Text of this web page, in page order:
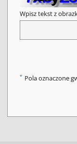
Wpisz tekst z
* Pola oznaczone